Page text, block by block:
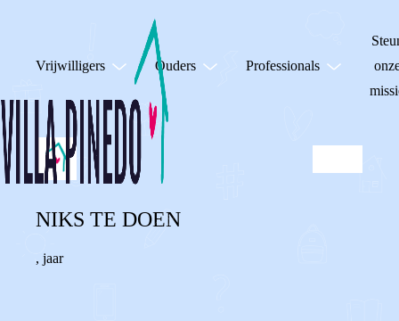
Vrijwilligers Ouders Professionals
NIKS TE DOEN
, jaar